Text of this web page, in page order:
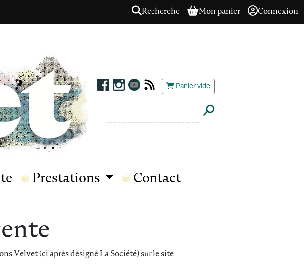
Recherche Mon panier Connexion
Panier vide
Prestations Contact
Velvet (ci après désigné La Société) sur le site